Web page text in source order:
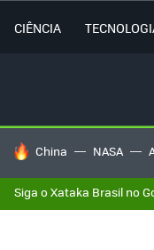
CIÊNCIA
TENDÊNCIAS DO DIA
China NASA
Siga o Xataka Brasil no